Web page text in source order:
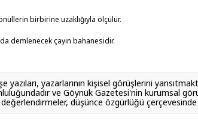
birbirine uzaklığıyla ölçülür.
demlenecek çayın bahanesidir.
yazarlarının kişisel görüşlerini
ve Göynük Gazetesi'nin kurumsal
düşünce özgürlüğü çerçevesinde